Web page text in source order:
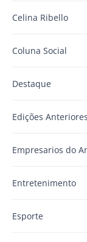
Celina Ribello
Coluna Social
Destaque
Edições Anteriores
Empresarios do
Entretenimento
Esporte